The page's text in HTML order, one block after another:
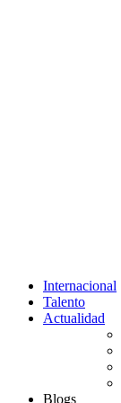
Internacional
Talento
Actualidad
Blogs